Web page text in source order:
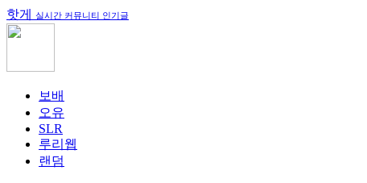
핫게 실시간 커뮤니티 인기글
보배
오유
SLR
루리웹
랜덤